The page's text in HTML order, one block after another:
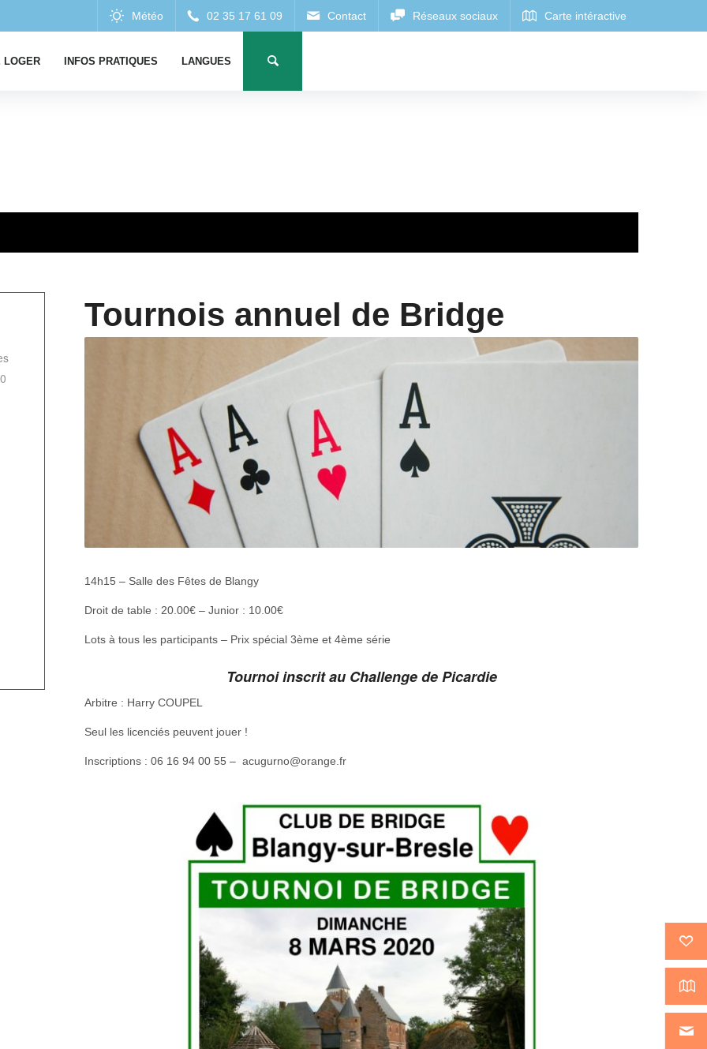
LOGER INFOS PRATIQUES LANGUES
Tournois annuel de Bridge
14h15 – Salle des Fêtes de Blangy
Droit de table : 20.00€ – Junior : 10.00€
Lots à tous les participants – Prix spécial 3ème et 4ème série
Tournoi inscrit au Challenge de Picardie
Arbitre : Harry COUPEL
Seul les licenciés peuvent jouer !
Inscriptions : 06 16 94 00 55 – acugurno@orange.fr